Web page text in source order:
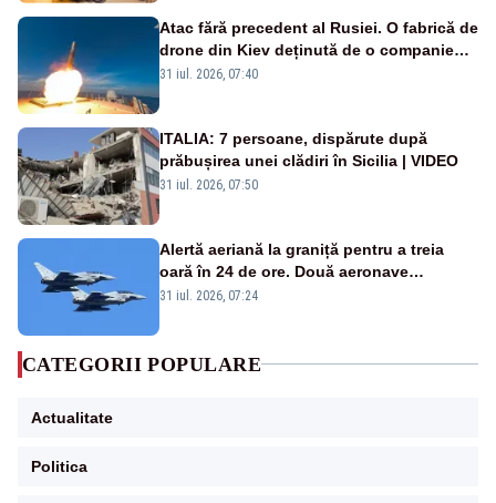
Atac fără precedent al Rusiei. O fabrică de
drone din Kiev deținută de o companie
americană, distrusă de o rachetă
31 iul. 2026, 07:40
ITALIA: 7 persoane, dispărute după
prăbușirea unei clădiri în Sicilia | VIDEO
31 iul. 2026, 07:50
Alertă aeriană la graniță pentru a treia
oară în 24 de ore. Două aeronave
Eurofighter britanice au fost ridicate de la
31 iul. 2026, 07:24
CATEGORII POPULARE
Actualitate
Politica